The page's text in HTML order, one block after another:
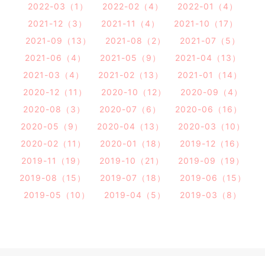
2022-03（1）
2022-02（4）
2022-01（4）
2021-12（3）
2021-11（4）
2021-10（17）
2021-09（13）
2021-08（2）
2021-07（5）
2021-06（4）
2021-05（9）
2021-04（13）
2021-03（4）
2021-02（13）
2021-01（14）
2020-12（11）
2020-10（12）
2020-09（4）
2020-08（3）
2020-07（6）
2020-06（16）
2020-05（9）
2020-04（13）
2020-03（10）
2020-02（11）
2020-01（18）
2019-12（16）
2019-11（19）
2019-10（21）
2019-09（19）
2019-08（15）
2019-07（18）
2019-06（15）
2019-05（10）
2019-04（5） 2019-03（8）